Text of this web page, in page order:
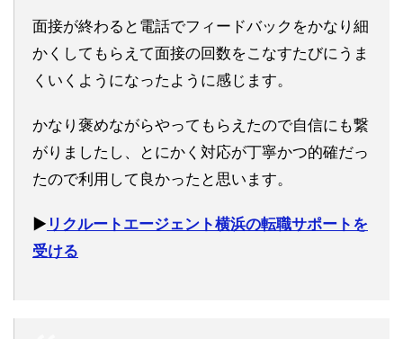
面接が終わると電話でフィードバックをかなり細
かくしてもらえて面接の回数をこなすたびにうま
くいくようになったように感じます。
かなり褒めながらやってもらえたので自信にも繋
がりましたし、とにかく対応が丁寧かつ的確だっ
たので利用して良かったと思います。
▶︎ リクルートエージェント横浜の転職サポートを
受ける